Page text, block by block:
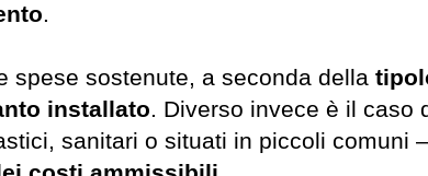
.
spese sostenute, a seconda della
installato. Diverso invece è il caso
sanitari o situati in piccoli comuni